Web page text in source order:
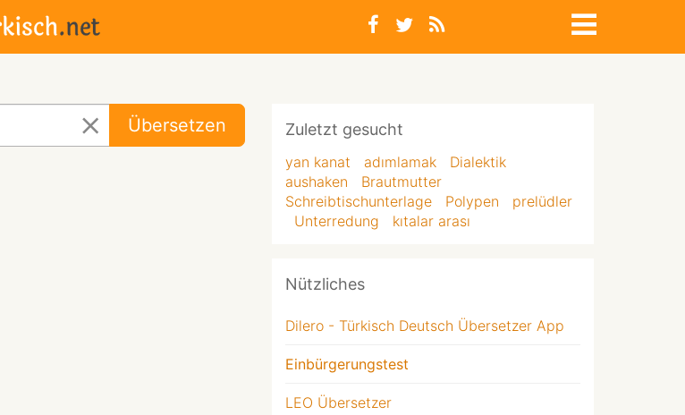
Übersetzen Zuletzt gesucht
yan kanat adımlamak
Dialektik
aushaken
Brautmutter
Schreibtischunterlage
Polypen
prelüdler
Unterredung
kıtalar arası
Nützliches
Dilero - Türkisch Deutsch Übersetzer App
Einbürgerungstest
LEO Übersetzer